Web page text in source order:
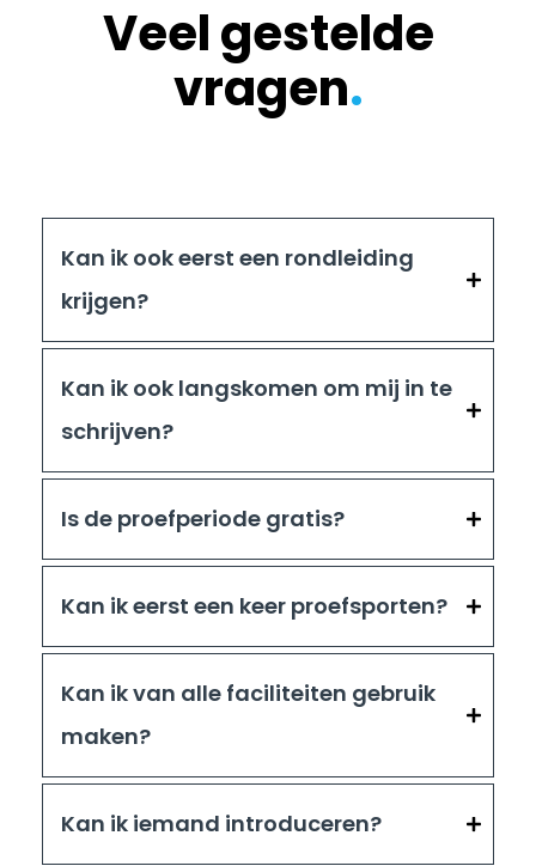
Veel gestelde
vragen.
Kan ik ook eerst een rondleiding
krijgen?
Kan ik ook langskomen om mij in te
schrijven?
Is de proefperiode gratis?
Kan ik eerst een keer proefsporten?
Kan ik van alle faciliteiten gebruik
maken?
Kan ik iemand introduceren?